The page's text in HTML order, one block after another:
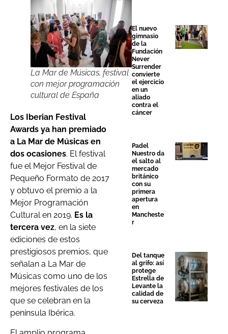
La Mar de Músicas, festival
con mejor programación
cultural de España
Los Iberian Festival
Awards ya han premiado
a La Mar de Músicas en
dos ocasiones. El festival
fue el Mejor Festival de
Pequeño Formato de 2017
y obtuvo el premio a la
Mejor Programación
Cultural en 2019. Es la
tercera vez, en la siete
ediciones de estos
prestigiosos premios, que
señalan a La Mar de
Músicas como uno de los
mejores festivales de los
que se celebran en la
península Ibérica.
El nuevo
gimnasio
de la
Fundación
Never
Surrender
convierte
el ejercicio
en un
aliado
contra el
cáncer
Padel
Nuestro da
el salto al
mercado
británico
con su
primera
apertura
en
Mancheste
r
Del tanque
al grifo: así
protege
Estrella de
Levante la
calidad de
su cerveza